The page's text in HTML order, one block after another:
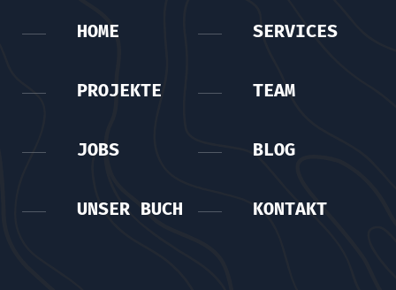
HOME SERVICES
PROJEKTE TEAM
JOBS BLOG
UNSER BUCH KONTAKT